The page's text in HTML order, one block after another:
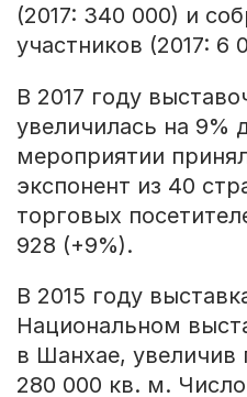
(2017: 340 000) и
участников (2017: 6
В 2017 году
увеличилась на 9%
мероприятии
экспонент из 40
торговых
928 (+9%).
В 2015 году
Национальном
в Шанхае,
280 000 кв. м.